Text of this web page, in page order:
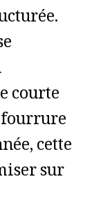
courte
cette
sur